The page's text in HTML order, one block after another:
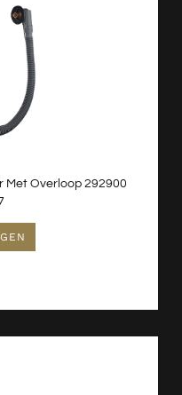
Met Overloop 292900